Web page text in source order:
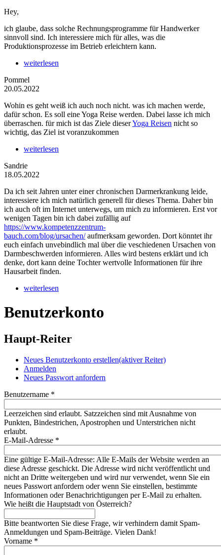
Hey,
ich glaube, dass solche Rechnungsprogramme für Handwerker
sinnvoll sind. Ich interessiere mich für alles, was die
Produktionsprozesse im Betrieb erleichtern kann.
weiterlesen
Pommel
20.05.2022
Wohin es geht weiß ich auch noch nicht. was ich machen werde,
dafür schon. Es soll eine Yoga Reise werden. Dabei lasse ich mich
überraschen. für mich ist das Ziele dieserYoga Reisen nicht so
wichtig, das Ziel ist voranzukommen
weiterlesen
Sandrie
18.05.2022
Da ich seit Jahren unter einer chronischen Darmerkrankung leide,
interessiere ich mich natürlich generell für dieses Thema. Daher bin
ich auch oft im Internet unterwegs, um mich zu informieren. Erst vor
wenigen Tagen bin ich dabei zufällig auf
https://www.kompetenzzentrum-
bauch.com/blog/ursachen/aufmerksam geworden. Dort könntet ihr
euch einfach unvebindlich mal über die veschiedenen Ursachen von
Darmbeschwerden informieren. Alles wird bestens erklärt und ich
denke, dort kann deine Tochter wertvolle Informationen für ihre
Hausarbeit finden.
weiterlesen
Benutzerkonto
Haupt-Reiter
Neues Benutzerkonto erstellen(aktiver Reiter)
Anmelden
Neues Passwort anfordern
Benutzername *
Leerzeichen sind erlaubt. Satzzeichen sind mit Ausnahme von
Punkten, Bindestrichen, Apostrophen und Unterstrichen nicht
erlaubt.
E-Mail-Adresse *
Eine gültige E-Mail-Adresse: Alle E-Mails der Website werden an
diese Adresse geschickt. Die Adresse wird nicht veröffentlicht und
nicht an Dritte weitergeben und wird nur verwendet, wenn Sie ein
neues Passwort anfordern oder wenn Sie einstellen, bestimmte
Informationen oder Benachrichtigungen per E-Mail zu erhalten.
Wie heißt die Hauptstadt von Österreich?
Bitte beantworten Sie diese Frage, wir verhindern damit Spam-
Anmeldungen und Spam-Beiträge. Vielen Dank!
Vorname *